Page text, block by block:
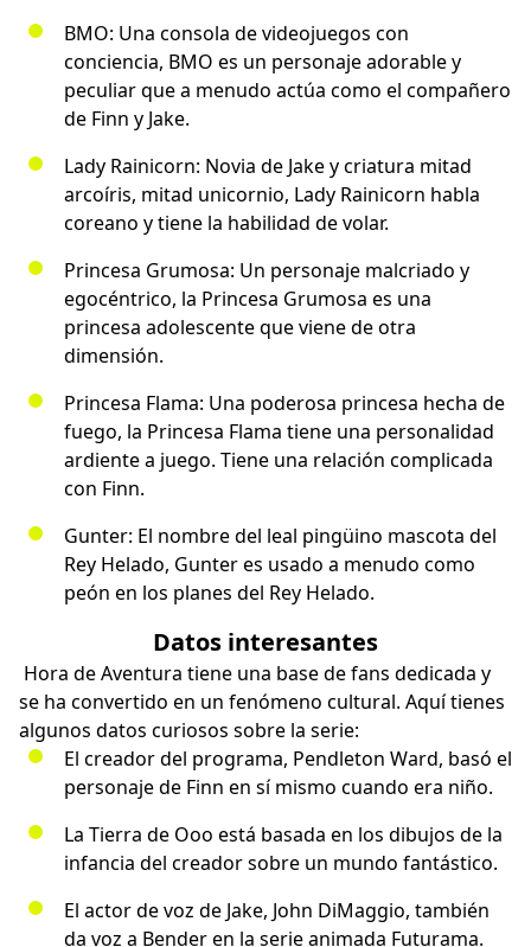
BMO: Una consola de videojuegos con
conciencia, BMO es un personaje adorable y
peculiar que a menudo actúa como el compañero
de Finn y Jake.
Lady Rainicorn: Novia de Jake y criatura mitad
arcoíris, mitad unicornio, Lady Rainicorn habla
coreano y tiene la habilidad de volar.
Princesa Grumosa: Un personaje malcriado y
egocéntrico, la Princesa Grumosa es una
princesa adolescente que viene de otra
dimensión.
Princesa Flama: Una poderosa princesa hecha de
fuego, la Princesa Flama tiene una personalidad
ardiente a juego. Tiene una relación complicada
con Finn.
Gunter: El nombre del leal pingüino mascota del
Rey Helado, Gunter es usado a menudo como
peón en los planes del Rey Helado.
Datos interesantes
Hora de Aventura tiene una base de fans dedicada y
se ha convertido en un fenómeno cultural. Aquí tienes
algunos datos curiosos sobre la serie:
El creador del programa, Pendleton Ward, basó el
personaje de Finn en sí mismo cuando era niño.
La Tierra de Ooo está basada en los dibujos de la
infancia del creador sobre un mundo fantástico.
El actor de voz de Jake, John DiMaggio, también
da voz a Bender en la serie animada Futurama.